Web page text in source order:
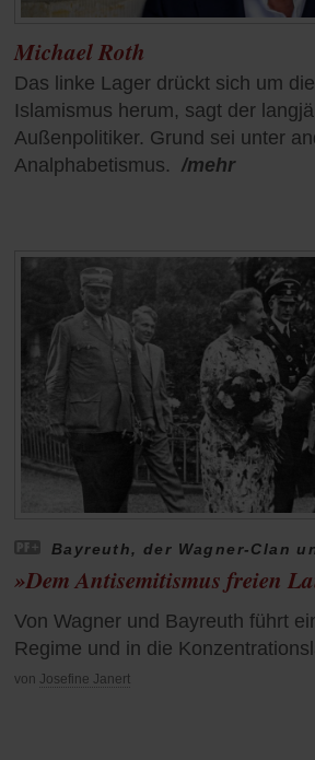
Michael Roth
Das linke Lager drückt sich um
Islamismus herum, sagt der
Außenpolitiker. Grund sei unter
Analphabetismus. /mehr
Bayreuth, der Wagner-Clan
»Dem Antisemitismus freien
Von Wagner und Bayreuth führt
Regime und in die
von Josefine Janert